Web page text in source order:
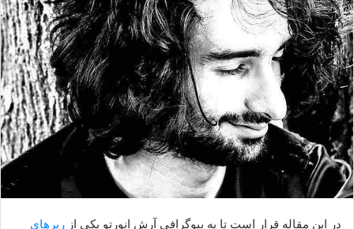
در این مقاله قرار است تا به بیوگرافی آرش انورتو یکی از رپرهای